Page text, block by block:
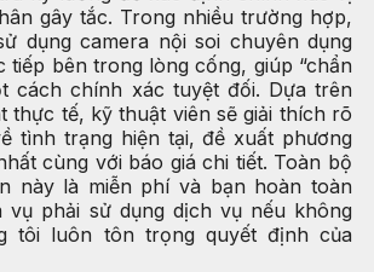
gây tắc. Trong nhiều trường hợp,
dụng camera nội soi chuyên dụng
tiếp bên trong lòng cống, giúp “chẩn
cách chính xác tuyệt đối. Dựa trên
thực tế, kỹ thuật viên sẽ giải thích rõ
tình trạng hiện tại, đề xuất phương
cùng với báo giá chi tiết. Toàn bộ
này là miễn phí và bạn hoàn toàn
vụ phải sử dụng dịch vụ nếu không
tôi luôn tôn trọng quyết định của